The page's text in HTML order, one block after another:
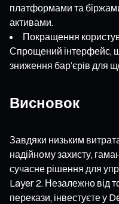
платформами та
активами.
Покращення
Спрощений інтерфейс,
зниження бар’єрів для
Висновок
Завдяки низьким
надійному захисту,
сучасне рішення для
Layer 2. Незалежно від
перекази, інвестуєте у